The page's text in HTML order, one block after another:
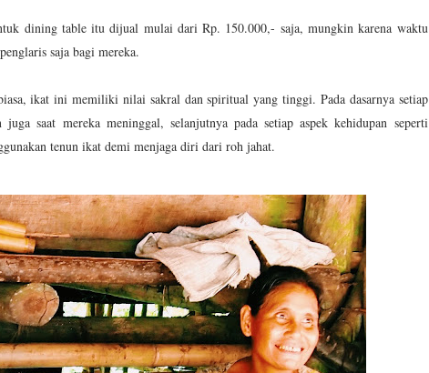
dining table itu dijual mulai dari Rp. 150.000,- saja, mungkin karena waktu
saja bagi mereka.
ikat ini memiliki nilai sakral dan spiritual yang tinggi. Pada dasarnya setiap
saat mereka meninggal, selanjutnya pada setiap aspek kehidupan seperti
tenun ikat demi menjaga diri dari roh jahat.